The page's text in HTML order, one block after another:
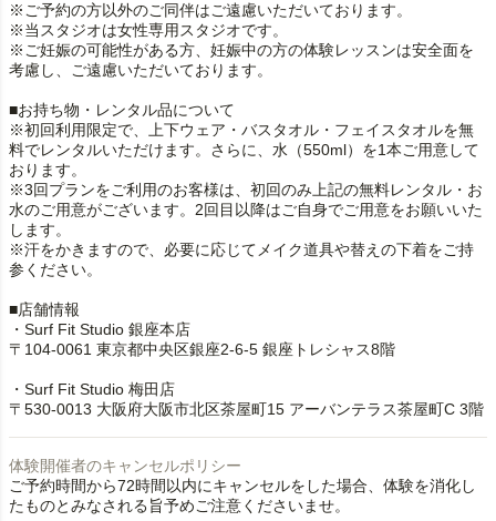
※ご予約の方以外のご同伴はご遠慮いただいております。
※当スタジオは女性専用スタジオです。
※ご妊娠の可能性がある方、妊娠中の方の体験レッスンは安全面を
考慮し、ご遠慮いただいております。
■お持ち物・レンタル品について
※初回利用限定で、上下ウェア・バスタオル・フェイスタオルを無
料でレンタルいただけます。さらに、水（550ml）を1本ご用意して
おります。
※3回プランをご利用のお客様は、初回のみ上記の無料レンタル・お
水のご用意がございます。2回目以降はご自身でご用意をお願いいた
します。
※汗をかきますので、必要に応じてメイク道具や替えの下着をご持
参ください。
■店舗情報
・Surf Fit Studio 銀座本店
〒104-0061 東京都中央区銀座2-6-5 銀座トレシャス8階
・Surf Fit Studio 梅田店
〒530-0013 大阪府大阪市北区茶屋町15 アーバンテラス茶屋町C 3階
体験開催者のキャンセルポリシー
ご予約時間から72時間以内にキャンセルをした場合、体験を消化し
たものとみなされる旨予めご注意くださいませ。